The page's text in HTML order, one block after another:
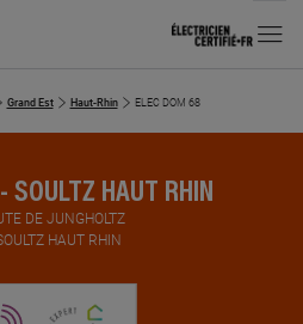
MENU
Grand Est Haut-Rhin ELEC DOM 68
SOULTZ HAUT RHIN
DE JUNGHOLTZ
HAUT RHIN